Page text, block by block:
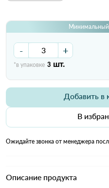
Минимальный
- +
*в упаковке 3 шт.
В
Добавить в
Ожидайте звонка от менеджера
Описание продукта